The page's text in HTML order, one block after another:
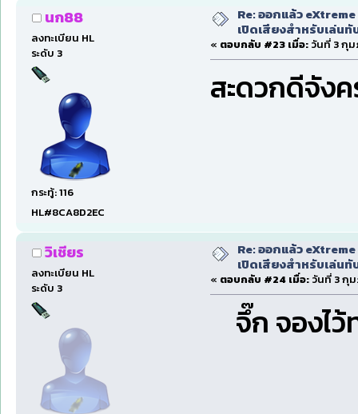
นก88
ลงทะเบียน HL
ระดับ 3
กระทู้: 116
HL#8CA8D2EC
Re: ออกแล้ว
เปิดเสียงสำหรับเล่น
« ตอบกลับ #23 เมื่อ: วันที่ 3 กุม
สะดวกดีจังค
วิเชียร
ลงทะเบียน HL
ระดับ 3
Re: ออกแล้ว
เปิดเสียงสำหรับเล่น
« ตอบกลับ #24 เมื่อ: วันที่ 3 กุม
จึ๊ก จองไว้